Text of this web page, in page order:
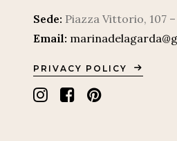
Sede: Piazza Vittorio, 107
Email:
PRIVACY POLICY